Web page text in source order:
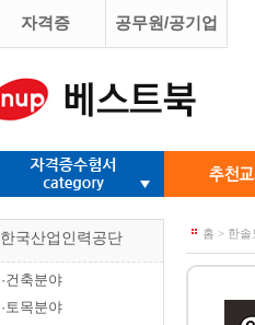
자격증 공무원/공기업
한국산업인력공단
·건축분야
·토목분야
홈 > 한